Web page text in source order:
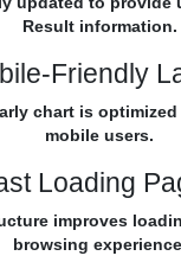
Result information.
Friendly
chart is
mobile users.
Loading
improves
browsing